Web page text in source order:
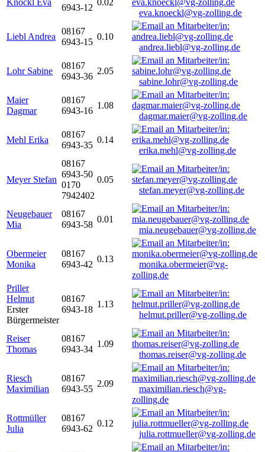
Knöckl Eva
6943-12
0.02
eva.knoeckl@vg-zolling.de
Liebl Andrea
08167
6943-15
0.10
andrea.liebl@vg-zolling.de
Lohr Sabine
08167
6943-36
2.05
sabine.lohr@vg-zolling.de
Maier
Dagmar
08167
6943-16
1.08
dagmar.maier@vg-zolling.de
Mehl Erika
08167
6943-35
0.14
erika.mehl@vg-zolling.de
Meyer Stefan
08167
6943-50
0170
7942402
0.05
stefan.meyer@vg-zolling.de
Neugebauer
Mia
08167
6943-58
0.01
mia.neugebauer@vg-zolling.de
Obermeier
Monika
08167
6943-42
0.13
monika.obermeier@vg-
zolling.de
Priller
Helmut
Erster
Bürgermeister
08167
6943-18
1.13
helmut.priller@vg-zolling.de
Reiser
Thomas
08167
6943-34
1.09
thomas.reiser@vg-zolling.de
Riesch
Maximilian
08167
6943-55
2.09
maximilian.riesch@vg-
zolling.de
Rottmüller
Julia
08167
6943-62
0.12
julia.rottmueller@vg-zolling.de